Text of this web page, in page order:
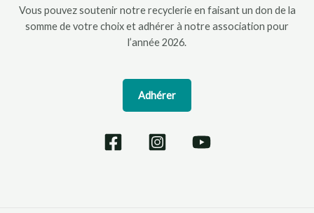
Vous pouvez soutenir notre recyclerie en faisant un don de la
somme de votre choix et adhérer à notre association pour
l’année 2026.
Adhérer